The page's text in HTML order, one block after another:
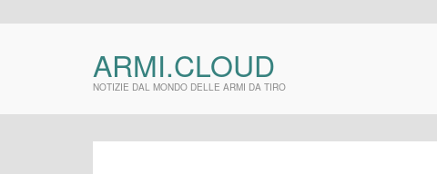
ARMI.CLOUD
NOTIZIE DAL MONDO DELLE ARMI DA TIRO